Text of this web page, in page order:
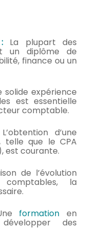
La plupart des
un diplôme de
finance ou un
solide expérience
est essentielle
comptable.
L’obtention d’une
telle que le CPA
est courante.
de l’évolution
la
formation en
des